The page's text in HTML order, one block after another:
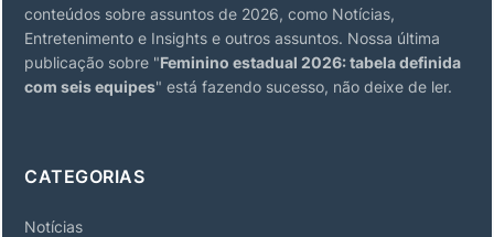
conteúdos sobre assuntos de 2026, como Notícias,
Entretenimento e Insights e outros assuntos. Nossa última
publicação sobre "Feminino estadual 2026: tabela definida
com seis equipes" está fazendo sucesso, não deixe de ler.
CATEGORIAS
Notícias